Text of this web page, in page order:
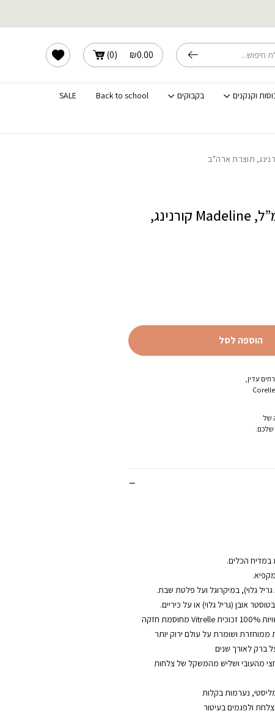
₪0.00
(
0
)
וקנקנים בקבוקים Back to school
SALE
בול מרק 532 מ”ל, Madeline קורנינג,
עדין,
עם האיכות והעמידות של Corelle
של
שלכם.
הוספה לסל
במדיח הכלים.
גלוי), במיקרוגל ועל פלטת שבת.
אובן (גריל גלוי) או על כיריים.
הצלחות של קורנינג עשויות 100% זכוכית Vitrelle מחוסמת חזקה
ברק לאורך שנים
מהעובי ושליש מהמשקל של צלחות
נערמות בקלות
ולפגמים בעיטור